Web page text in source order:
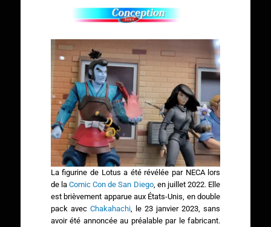
La figurine de Lotus a été révélée par NECA lors
de la Comic Con de San Diego, en juillet 2022. Elle
est brièvement apparue aux États-Unis, en double
pack avec Chakahachi, le 23 janvier 2023, sans
avoir été annoncée au préalable par le fabricant.